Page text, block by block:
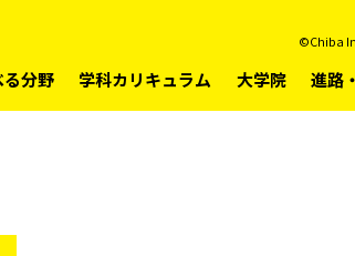
©Chiba
る分野 学科カリキュラム 大学院 進路